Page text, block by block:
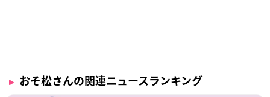
おそ松さんの関連ニュースランキング